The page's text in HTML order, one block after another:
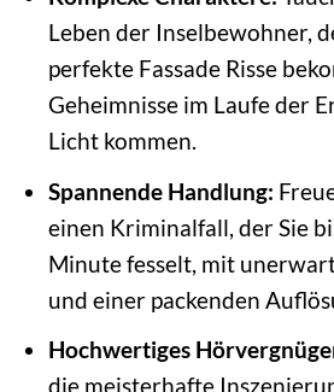
Leben der Inselbewohner,
perfekte Fassade Risse
Geheimnisse im Laufe der
Licht kommen.
Spannende Handlung:
einen Kriminalfall, der Sie
Minute fesselt, mit
und einer packenden
Hochwertiges
die meisterhafte